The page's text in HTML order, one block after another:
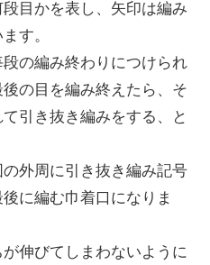
目かを表し、矢印は編み
す。
の編み終わりにつけられ
の目を編み終えたら、そ
引き抜き編みをする、と
外周に引き抜き編み記号
に編む巾着口になりま
伸びてしまわないように